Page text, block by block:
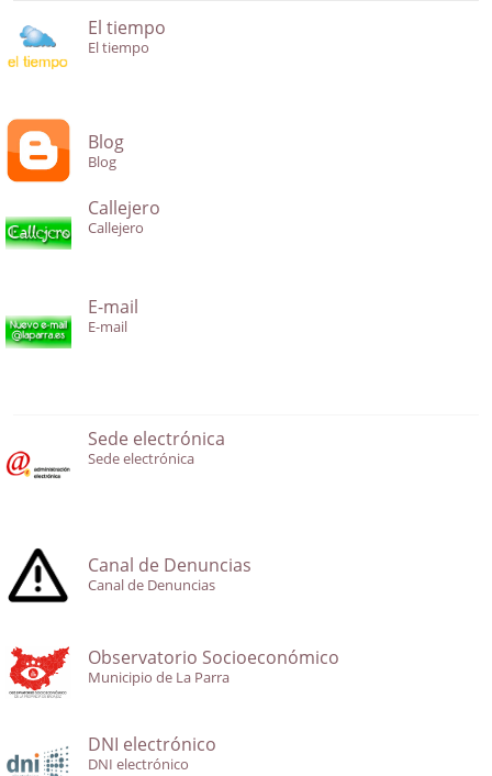
El tiempo
El tiempo
Blog
Blog
Callejero
Callejero
E-mail
E-mail
Sede electrónica
Sede electrónica
Canal de Denuncias
Canal de Denuncias
Observatorio Socioeconómico
Municipio de La Parra
DNI electrónico
DNI electrónico